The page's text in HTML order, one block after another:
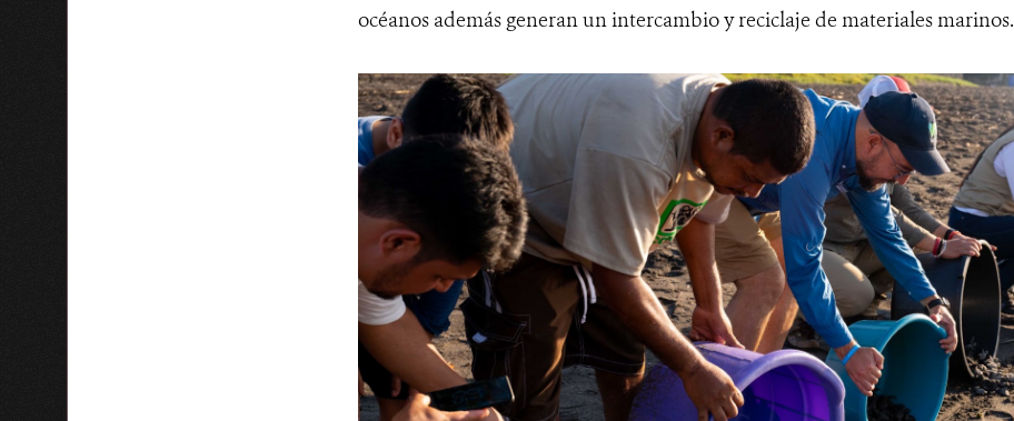
océanos además generan un intercambio y reciclaje de materiales marinos.